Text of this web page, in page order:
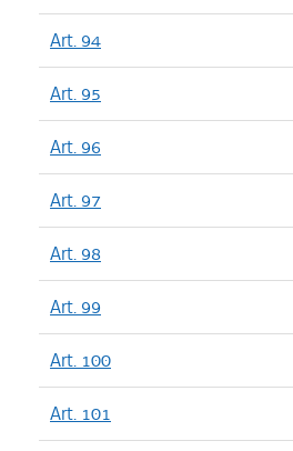
Art. 94
Art. 95
Art. 96
Art. 97
Art. 98
Art. 99
Art. 100
Art. 101